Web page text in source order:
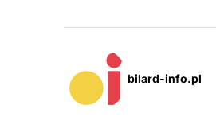
bilard-info.pl